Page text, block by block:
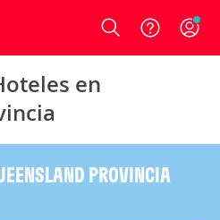
Login
en
PROVINCIA